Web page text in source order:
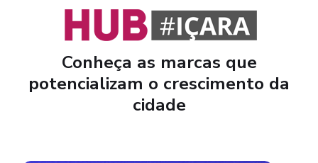
Conheça as marcas que
potencializam o crescimento da
cidade